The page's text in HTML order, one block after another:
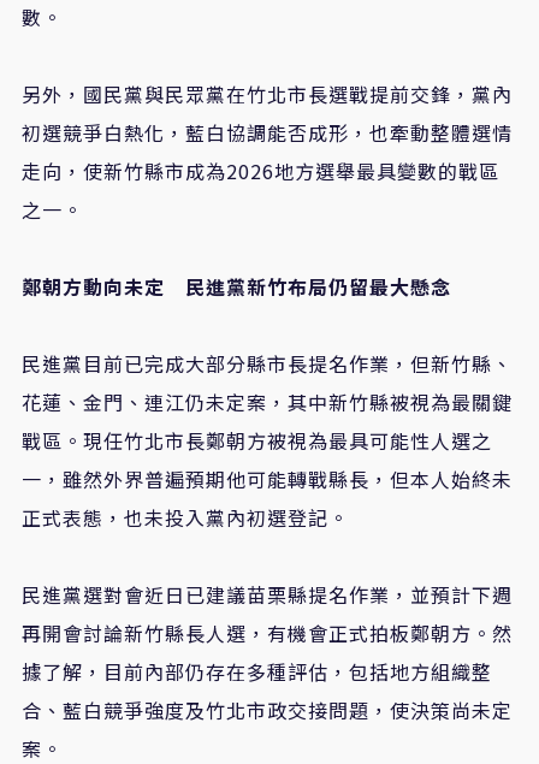
數。
另外，國民黨與民眾黨在竹北市長選戰提前交鋒，黨內
初選競爭白熱化，藍白協調能否成形，也牽動整體選情
走向，使新竹縣市成為2026地方選舉最具變數的戰區
之一。
鄭朝方動向未定 民進黨新竹布局仍留最大懸念
民進黨目前已完成大部分縣市長提名作業，但新竹縣、
花蓮、金門、連江仍未定案，其中新竹縣被視為最關鍵
戰區。現任竹北市長鄭朝方被視為最具可能性人選之
一，雖然外界普遍預期他可能轉戰縣長，但本人始終未
正式表態，也未投入黨內初選登記。
民進黨選對會近日已建議苗栗縣提名作業，並預計下週
再開會討論新竹縣長人選，有機會正式拍板鄭朝方。然
據了解，目前內部仍存在多種評估，包括地方組織整
合、藍白競爭強度及竹北市政交接問題，使決策尚未定
案。